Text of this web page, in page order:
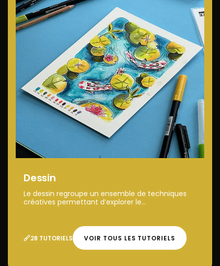
Dessin
Le dessin regroupe un ensemble de techniques
créatives permettant d’explorer le...
28 TUTORIELS VOIR TOUS LES TUTORIELS